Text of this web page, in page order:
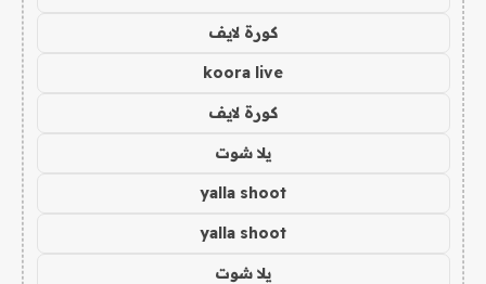
كورة لايف
koora live
كورة لايف
يلا شوت
yalla shoot
yalla shoot
يلا شوت